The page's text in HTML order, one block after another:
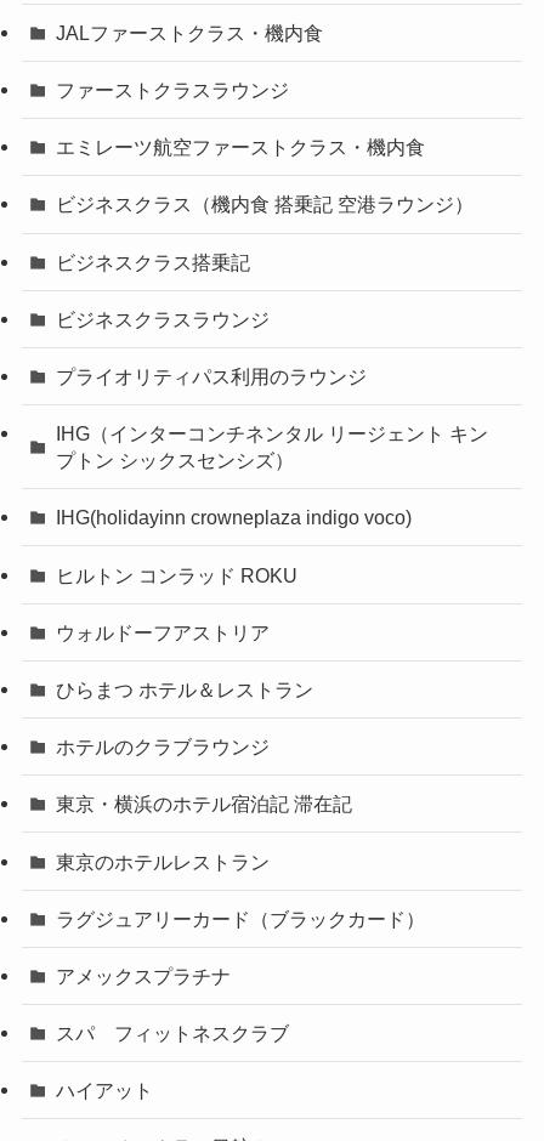
JALファーストクラス・機内食
ファーストクラスラウンジ
エミレーツ航空ファーストクラス・機内食
ビジネスクラス（機内食 搭乗記 空港ラウンジ）
ビジネスクラス搭乗記
ビジネスクラスラウンジ
プライオリティパス利用のラウンジ
IHG（インターコンチネンタル リージェント キン
プトン シックスセンシズ）
IHG(holidayinn crowneplaza indigo voco)
ヒルトン コンラッド ROKU
ウォルドーフアストリア
ひらまつ ホテル＆レストラン
ホテルのクラブラウンジ
東京・横浜のホテル宿泊記 滞在記
東京のホテルレストラン
ラグジュアリーカード（ブラックカード）
アメックスプラチナ
スパ フィットネスクラブ
ハイアット